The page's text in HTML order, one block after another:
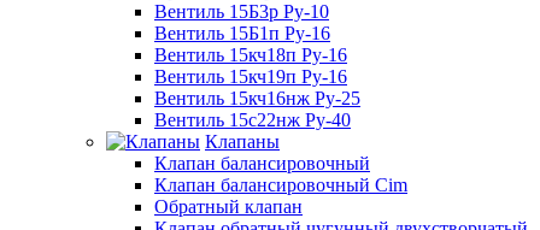
Вентиль 15Б3р Ру-10
Вентиль 15Б1п Ру-16
Вентиль 15кч18п Ру-16
Вентиль 15кч19п Ру-16
Вентиль 15кч16нж Ру-25
Вентиль 15с22нж Ру-40
Клапаны
Клапан балансировочный
Клапан балансировочный Cim
Обратный клапан